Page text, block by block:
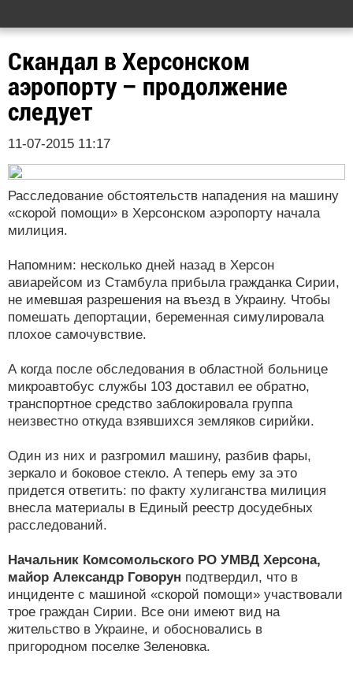
Скандал в Херсонском
аэропорту – продолжение
следует
11-07-2015 11:17
Расследование обстоятельств нападения на машину
«скорой помощи» в Херсонском аэропорту начала
милиция.
Напомним: несколько дней назад в Херсон
авиарейсом из Стамбула прибыла гражданка Сирии,
не имевшая разрешения на въезд в Украину. Чтобы
помешать депортации, беременная симулировала
плохое самочувствие.
А когда после обследования в областной больнице
микроавтобус службы 103 доставил ее обратно,
транспортное средство заблокировала группа
неизвестно откуда взявшихся земляков сирийки.
Один из них и разгромил машину, разбив фары,
зеркало и боковое стекло. А теперь ему за это
придется ответить: по факту хулиганства милиция
внесла материалы в Единый реестр досудебных
расследований.
Начальник Комсомольского РО УМВД Херсона,
майор Александр Говорун подтвердил, что в
инциденте с машиной «скорой помощи» участвовали
трое граждан Сирии. Все они имеют вид на
жительство в Украине, и обосновались в
пригородном поселке Зеленовка.